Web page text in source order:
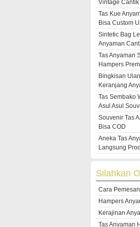
Vintage Cantik
Tas Kue
Bisa Custom
Sintetic Bag
Anyaman
Tas Anyaman
Hampers
Bingkisan
Keranjang
Tas Sembako
Asul Asul
Souvenir Tas
Bisa COD
Aneka Tas
Langsung
Silahkan
Cara
Hampers
Kerajinan
Tas Anyaman